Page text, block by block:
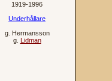
1919‐1996
Underhållare
g. Hermansson
g. Lidman